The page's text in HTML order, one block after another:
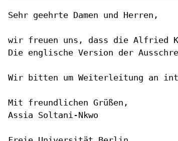
Sehr geehrte Damen und Herren,
wir freuen uns, dass die Alfried
Die englische Version der
Wir bitten um Weiterleitung an
Mit freundlichen Grüßen,
Assia Soltani-Nkwo